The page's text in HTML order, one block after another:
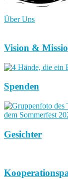
Über Uns
Vision &
Spenden
Gesichter